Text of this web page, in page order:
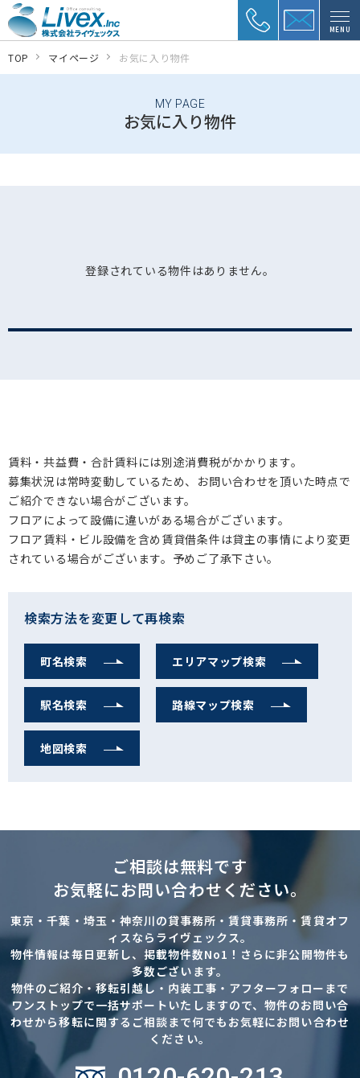
MENU
TOP マイページ お気に入り物件
MY PAGE
お気に入り物件
登録されている物件はありません。
賃料・共益費・合計賃料には別途消費税がかかります。
募集状況は常時変動しているため、お問い合わせを頂いた時点で
ご紹介できない場合がございます。
フロアによって設備に違いがある場合がございます。
フロア賃料・ビル設備を含め賃貸借条件は貸主の事情により変更
されている場合がございます。予めご了承下さい。
検索方法を変更して再検索
町名検索 エリアマップ検索
駅名検索 路線マップ検索
地図検索
ご相談は無料です
お気軽にお問い合わせください。
東京・千葉・埼玉・神奈川の貸事務所・賃貸事務所・賃貸オフ
ィスならライヴェックス。
物件情報は毎日更新し、掲載物件数No1！さらに非公開物件も
多数ございます。
物件のご紹介・移転引越し・内装工事・アフターフォローまで
ワンストップで一括サポートいたしますので、物件のお問い合
わせから移転に関するご相談まで何でもお気軽にお問い合わせ
ください。